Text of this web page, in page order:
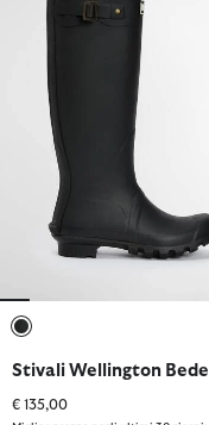
Stivali Wellington Bede
€ 135,00